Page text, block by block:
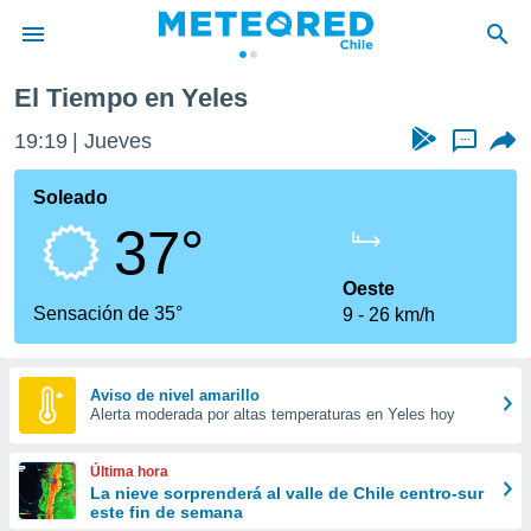
de
por
que se
calidad.
a este
las
y
forma
digital
basada
El Tiempo en Yeles
19:19 Jueves ...
Soleado
37°
Sensación de 35°
Oeste
9
26 km/h
Aviso de nivel amarillo
Alerta moderada por altas temperaturas en Yeles hoy
Última hora
La nieve sorprenderá al valle de Chile centro-sur
este fin de semana